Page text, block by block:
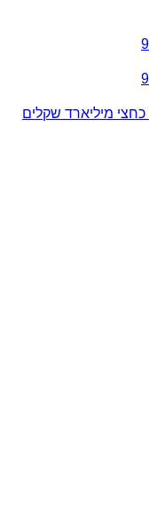
מיליארד שקלים